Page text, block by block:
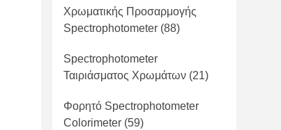
Χρωματικής Προσαρμογής
Spectrophotometer (88)
Spectrophotometer
Ταιριάσματος Χρωμάτων (21)
Φορητό Spectrophotometer
Colorimeter (59)